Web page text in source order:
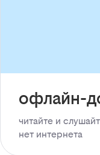
офлайн-
читайте и
нет интернета